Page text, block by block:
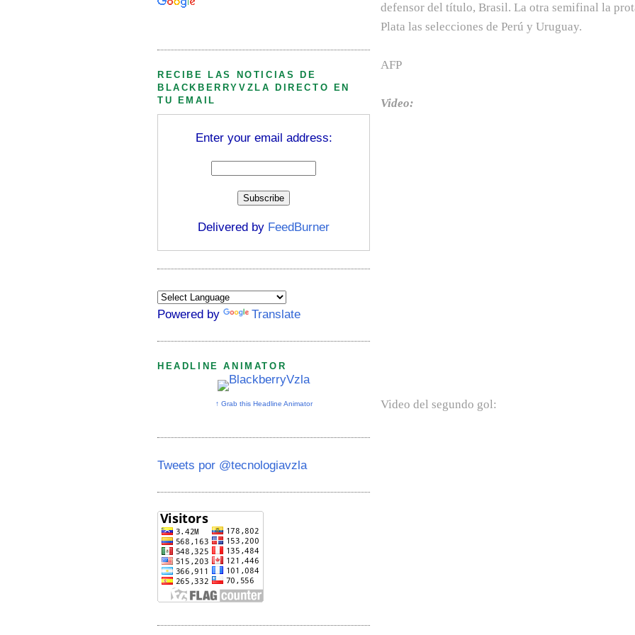
defensor del título, Brasil. La otra semifinal la
Plata las selecciones de Perú y Uruguay.
AFP
Video:
Video del segundo gol:
RECIBE LAS NOTICIAS DE
BLACKBERRYVZLA DIRECTO EN
TU EMAIL
Enter your email address:
Delivered by FeedBurner
Powered by Translate
HEADLINE ANIMATOR
↑ Grab this Headline Animator
Tweets por @tecnologiavzla